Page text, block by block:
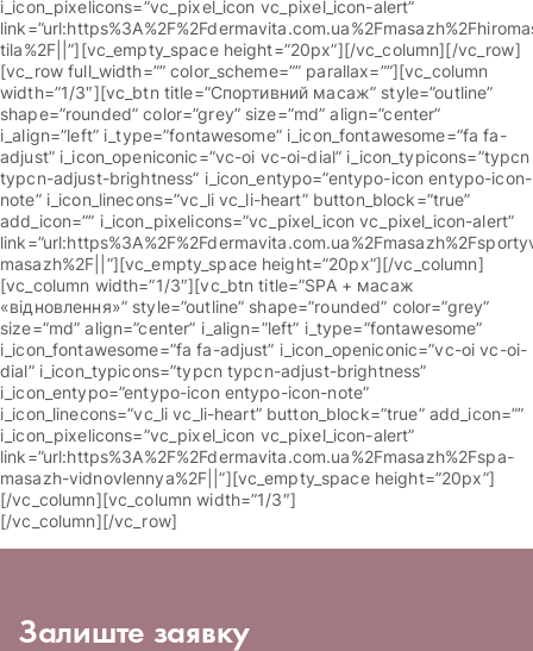
i_icon_pixelicons=”vc_pixel_icon vc_pixel_icon-alert”
tila%2F||”][vc_empty_space height=”20px”][/vc_column][/vc_row]
[vc_row full_width=”” color_scheme=”” parallax=””][vc_column
width=”1/3″][vc_btn title=”Спортивний масаж” style=”outline”
shape=”rounded” color=”grey” size=”md” align=”center”
i_align=”left” i_type=”fontawesome” i_icon_fontawesome=”fa fa-
adjust” i_icon_openiconic=”vc-oi vc-oi-dial” i_icon_typicons=”typcn
typcn-adjust-brightness” i_icon_entypo=”entypo-icon entypo-icon-
note” i_icon_linecons=”vc_li vc_li-heart” button_block=”true”
add_icon=”” i_icon_pixelicons=”vc_pixel_icon vc_pixel_icon-alert”
masazh%2F||”][vc_empty_space height=”20px”][/vc_column]
[vc_column width=”1/3″][vc_btn title=”SPA + масаж
«відновлення»” style=”outline” shape=”rounded” color=”grey”
size=”md” align=”center” i_align=”left” i_type=”fontawesome”
i_icon_fontawesome=”fa fa-adjust” i_icon_openiconic=”vc-oi vc-oi-
dial” i_icon_typicons=”typcn typcn-adjust-brightness”
i_icon_entypo=”entypo-icon entypo-icon-note”
i_icon_linecons=”vc_li vc_li-heart” button_block=”true” add_icon=””
i_icon_pixelicons=”vc_pixel_icon vc_pixel_icon-alert”
link=”url:https%3A%2F%2Fdermavita.com.ua%2Fmasazh%2Fspa-
masazh-vidnovlennya%2F||”][vc_empty_space height=”20px”]
[/vc_column][vc_column width=”1/3″]
[/vc_column][/vc_row]
Залиште заявку